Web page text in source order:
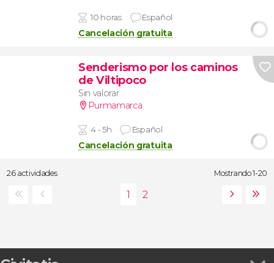
10 horas Español
Cancelación gratuita
Senderismo por los caminos
de Viltipoco
Sin valorar
Purmamarca
4 - 5h Español
Cancelación gratuita
26 actividades Mostrando 1-20